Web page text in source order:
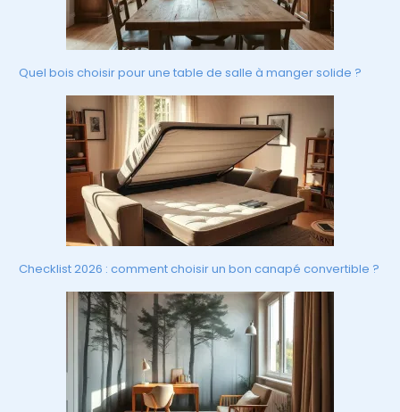
Quel bois choisir pour une table de salle à manger solide ?
Checklist 2026 : comment choisir un bon canapé convertible ?